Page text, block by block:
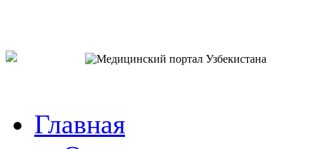
Главная